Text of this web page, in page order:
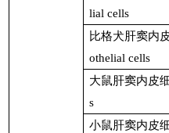
lial cells
比格犬肝窦内
othelial cells
大鼠肝窦内皮
s
小鼠肝窦内皮